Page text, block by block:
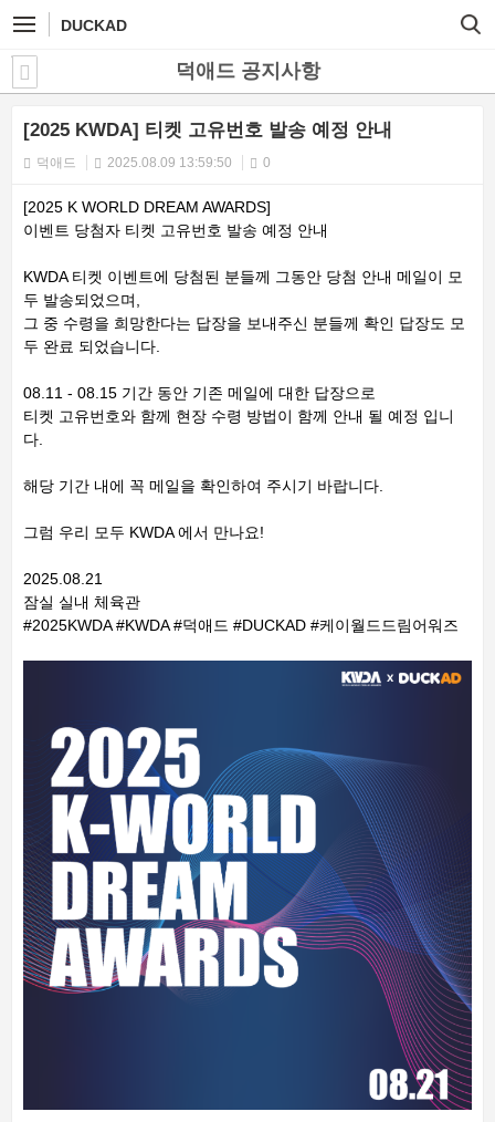
DUCKAD
덕애드 공지사항
[2025 KWDA] 티켓 고유번호 발송 예정 안내
덕애드 2025.08.09 13:59:50 0
[2025 K WORLD DREAM AWARDS]
이벤트 당첨자 티켓 고유번호 발송 예정 안내
KWDA 티켓 이벤트에 당첨된 분들께 그동안 당첨 안내 메일이 모
두 발송되었으며,
그 중 수령을 희망한다는 답장을 보내주신 분들께 확인 답장도 모
두 완료 되었습니다.
08.11 - 08.15 기간 동안 기존 메일에 대한 답장으로
티켓 고유번호와 함께 현장 수령 방법이 함께 안내 될 예정 입니
다.
해당 기간 내에 꼭 메일을 확인하여 주시기 바랍니다.
그럼 우리 모두 KWDA 에서 만나요!
2025.08.21
잠실 실내 체육관
#2025KWDA #KWDA #덕애드 #DUCKAD #케이월드드림어워즈